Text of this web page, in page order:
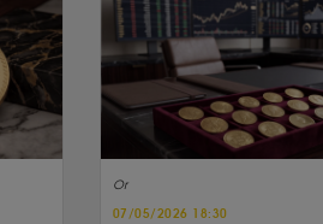
Or
07/05/2026 18:30